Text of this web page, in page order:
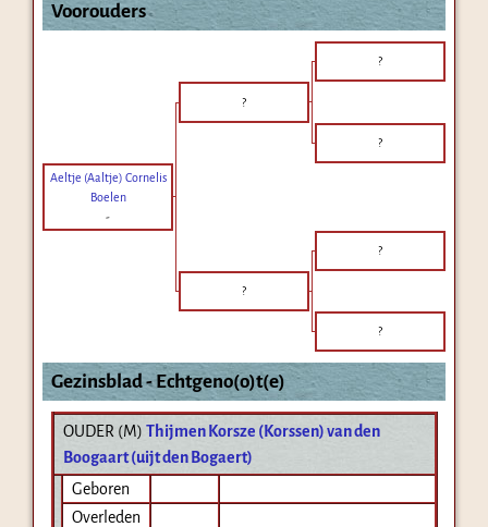
Voorouders
?
?
?
Aeltje (Aaltje) Cornelis
Boelen
-
?
?
?
Gezinsblad - Echtgeno(o)t(e)
OUDER (M) Thijmen Korsze (Korssen) van den
Boogaart (uijt den Bogaert)
Geboren
Overleden